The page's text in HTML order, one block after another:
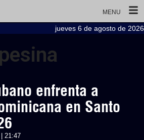
MENU
jueves 6 de agosto de 2026
enfrenta a
en Santo
21:47